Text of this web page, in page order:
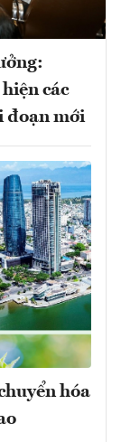
các
đoạn mới
hóa